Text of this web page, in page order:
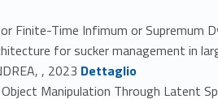
Time Infimum or Supremum
for sucker management in
, 2023 Link identifier #identifier_person_138427-12
Dettaglio
Manipulation Through Latent